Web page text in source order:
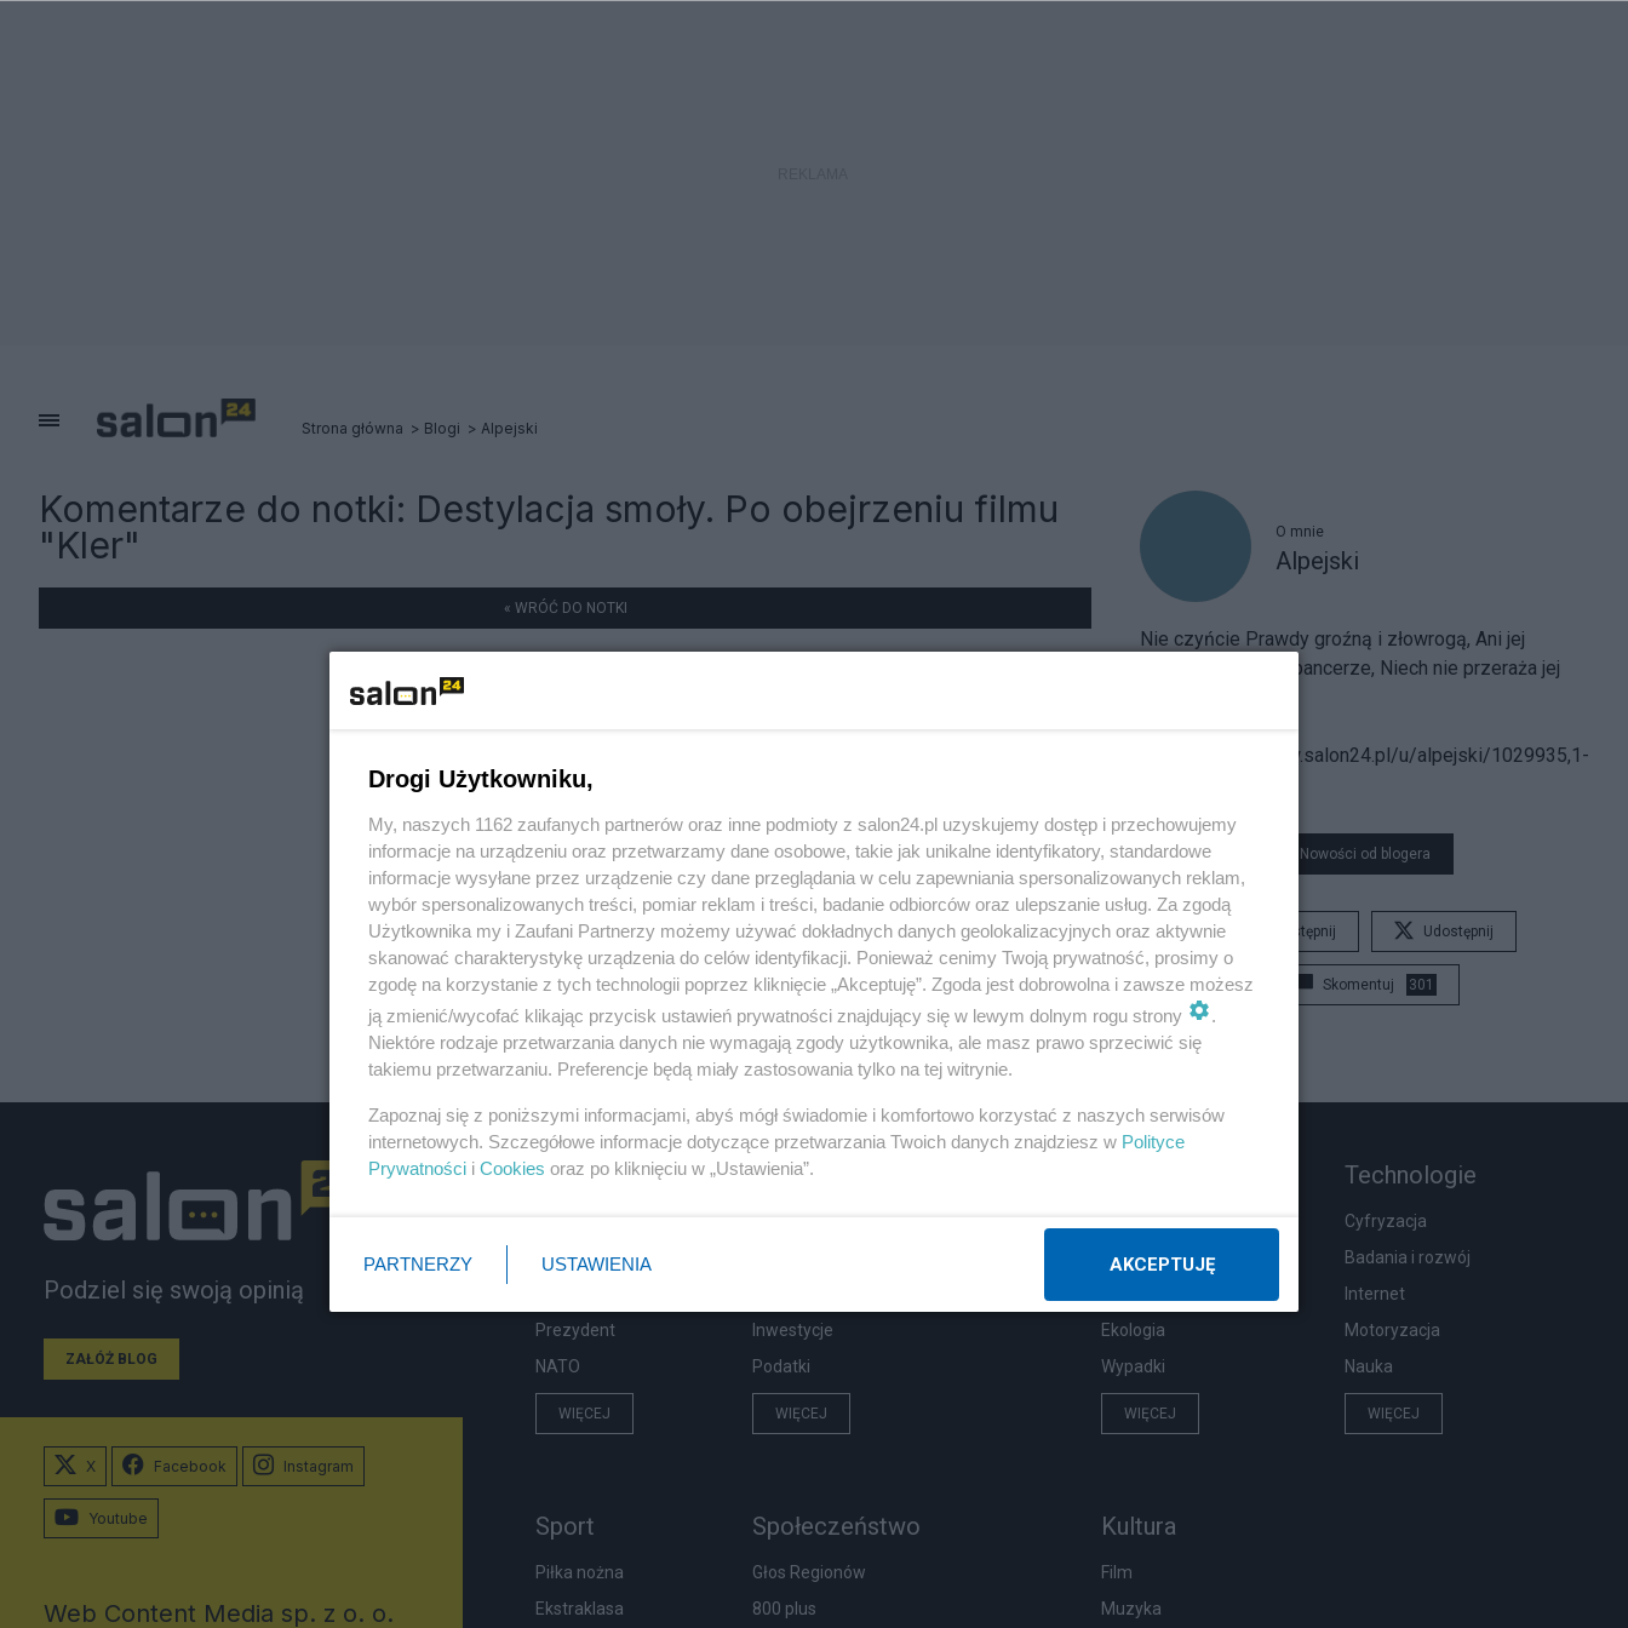
Strona główna Blogi Alpejski
Komentarze do notki: Destylacja smoły. Po obejrzeniu filmu
"Kler"
« WRÓĆ DO NOTKI
O mnie
Alpejski
Nie czyńcie Prawdy groźną i złowrogą, Ani jej
strójcie w hełmy i pancerze, Niech nie przeraża jej
https://www.salon24.pl/u/alpejski/1029935,1-
Nowości od blogera
Udostępnij Udostępnij
Skomentuj 301
Podziel się swoją opinią
ZAŁÓŻ BLOG
Polityka
PiS
Prezydent
NATO
WIĘCEJ
Gospodarka
Inwestycje
Podatki
WIĘCEJ
Podróże
Ekologia
Wypadki
WIĘCEJ
Technologie
Cyfryzacja
Badania i rozwój
Internet
Motoryzacja
Nauka
WIĘCEJ
Sport
Piłka nożna
Ekstraklasa
Społeczeństwo
Głos Regionów
800 plus
Kultura
Film
Muzyka
X Facebook Instagram
Youtube
Web Content Media sp. z o. o.
Drogi Użytkowniku,
My, naszych 1162 zaufanych partnerów oraz inne podmioty z salon24.pl uzyskujemy dostęp i przechowujemy
informacje na urządzeniu oraz przetwarzamy dane osobowe, takie jak unikalne identyfikatory, standardowe
informacje wysyłane przez urządzenie czy dane przeglądania w celu zapewniania spersonalizowanych reklam,
wybór spersonalizowanych treści, pomiar reklam i treści, badanie odbiorców oraz ulepszanie usług. Za zgodą
Użytkownika my i Zaufani Partnerzy możemy używać dokładnych danych geolokalizacyjnych oraz aktywnie
skanować charakterystykę urządzenia do celów identyfikacji. Ponieważ cenimy Twoją prywatność, prosimy o
zgodę na korzystanie z tych technologii poprzez kliknięcie „Akceptuję”. Zgoda jest dobrowolna i zawsze możesz
ją zmienić/wycofać klikając przycisk ustawień prywatności znajdujący się w lewym dolnym rogu strony
.
Niektóre rodzaje przetwarzania danych nie wymagają zgody użytkownika, ale masz prawo sprzeciwić się
takiemu przetwarzaniu. Preferencje będą miały zastosowania tylko na tej witrynie.
Zapoznaj się z poniższymi informacjami, abyś mógł świadomie i komfortowo korzystać z naszych serwisów
internetowych. Szczegółowe informacje dotyczące przetwarzania Twoich danych znajdziesz w Polityce
Prywatności i Cookies oraz po kliknięciu w „Ustawienia”.
PARTNERZY USTAWIENIA AKCEPTUJĘ